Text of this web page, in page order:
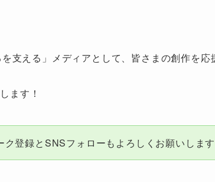
支える」メディアとして、皆さまの創作を応
ます！
ク登録とSNSフォローもよろしくお願いします